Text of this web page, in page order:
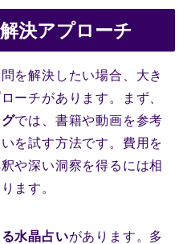
決アプローチ
を解決したい場合、大き
ーチがあります。まず、
では、書籍や動画を参考
を試す方法です。費用を
や深い洞察を得るには相
ます。
水晶占いがあります。多